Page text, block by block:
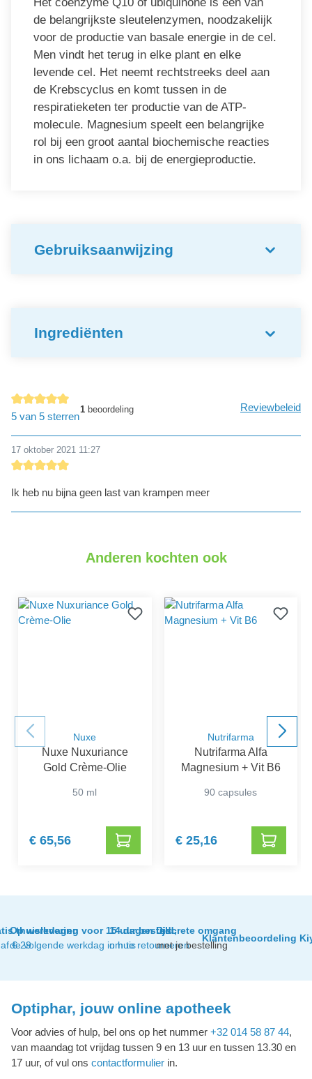
Het coenzyme Q10 of ubiquinone is een van
de belangrijkste sleutelenzymen, noodzakelijk
voor de productie van basale energie in de cel.
Men vindt het terug in elke plant en elke
levende cel. Het neemt rechtstreeks deel aan
de Krebscyclus en komt tussen in de
respiratieketen ter productie van de ATP-
molecule. Magnesium speelt een belangrijke
rol bij een groot aantal biochemische reacties
in ons lichaam o.a. bij de energieproductie.
Gebruiksaanwijzing
Ingrediënten
detail.reviewAvgRatingAltText
5 van 5 sterren
1beoordeling Reviewbeleid
17 oktober 2021 11:27
Ik heb nu bijna geen last van krampen meer
Anderen kochten ook
Nuxe
Nuxe Nuxuriance
Gold Crème-Olie
50 ml
€ 65,56
Nutrifarma
Nutrifarma Alfa
Magnesium + Vit B6
90 capsules
€ 25,16
thuislevering
€ 29
Op werkdagen voor 15 uur besteld,
de volgende werkdag in huis
14 dagen tijd
om te retourneren
Discrete omgang
met je bestelling
Klantenbeoordeling
Optiphar, jouw online apotheek
Voor advies of hulp, bel ons op het nummer +32 014 58 87 44,
van maandag tot vrijdag tussen 9 en 13 uur en tussen 13.30 en
17 uur, of vul ons contactformulier in.